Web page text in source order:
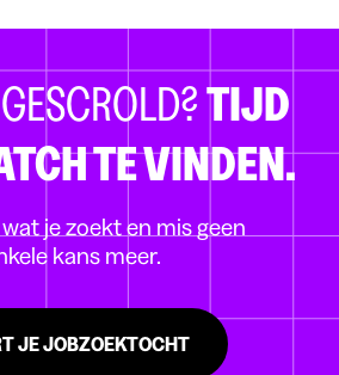
TIJD
TE VINDEN.
je zoekt en mis geen
kans meer.
JE JOBZOEKTOCHT